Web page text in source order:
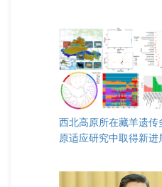
西北高原所在藏羊遗传
原适应研究中取得新进